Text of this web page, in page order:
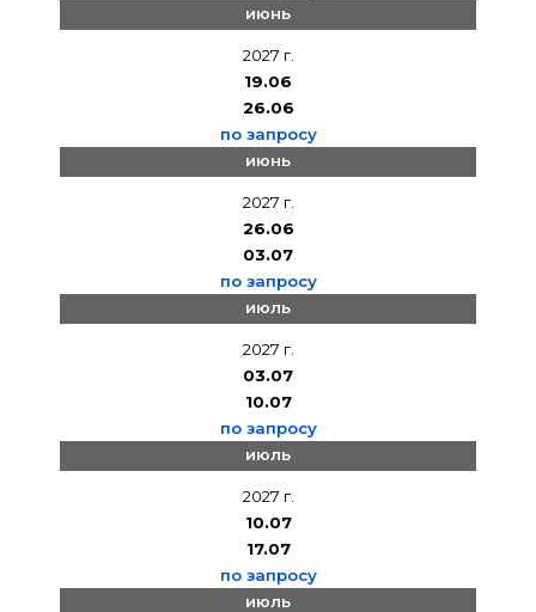
июнь
2027 г.
19.06
26.06
по запросу
июнь
2027 г.
26.06
03.07
по запросу
июль
2027 г.
03.07
10.07
по запросу
июль
2027 г.
10.07
17.07
по запросу
июль